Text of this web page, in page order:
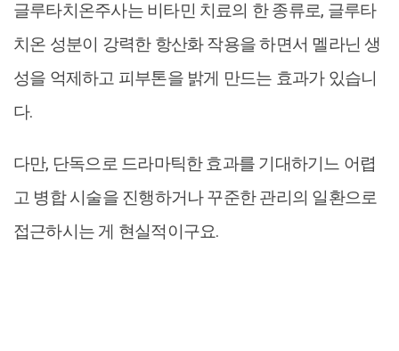
글루타치온주사는 비타민 치료의 한 종류로, 글루타
치온 성분이 강력한 항산화 작용을 하면서 멜라닌 생
성을 억제하고 피부톤을 밝게 만드는 효과가 있습니
다.
다만, 단독으로 드라마틱한 효과를 기대하기느 어렵
고 병합 시술을 진행하거나 꾸준한 관리의 일환으로
접근하시는 게 현실적이구요.